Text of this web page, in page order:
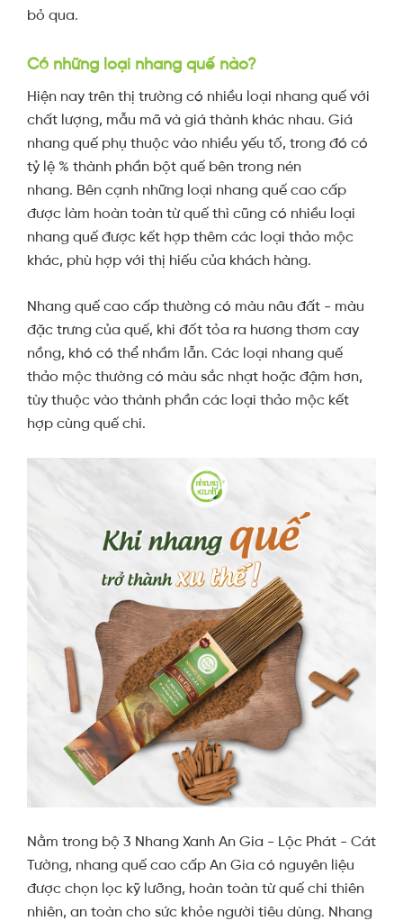
bỏ qua.
Có những loại nhang quế nào?
Hiện nay trên thị trường có nhiều loại nhang quế với
chất lượng, mẫu mã và giá thành khác nhau. Giá
nhang quế phụ thuộc vào nhiều yếu tố, trong đó có
tỷ lệ % thành phần bột quế bên trong nén
nhang. Bên cạnh những loại nhang quế cao cấp
được làm hoàn toàn từ quế thì cũng có nhiều loại
nhang quế được kết hợp thêm các loại thảo mộc
khác, phù hợp với thị hiếu của khách hàng.
Nhang quế cao cấp thường có màu nâu đất - màu
đặc trưng của quế, khi đốt tỏa ra hương thơm cay
nồng, khó có thể nhầm lẫn. Các loại nhang quế
thảo mộc thường có màu sắc nhạt hoặc đậm hơn,
tùy thuộc vào thành phần các loại thảo mộc kết
hợp cùng quế chi.
Nằm trong bộ 3 Nhang Xanh An Gia - Lộc Phát - Cát
Tường, nhang quế cao cấp An Gia có nguyên liệu
được chọn lọc kỹ lưỡng, hoàn toàn từ quế chi thiên
nhiên, an toàn cho sức khỏe người tiêu dùng. Nhang